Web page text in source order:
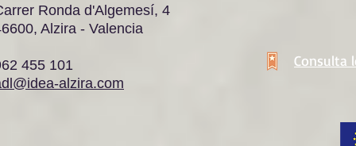
Ronda d'Algemesí, 4
Alzira - Valencia
455 101
alzira.com
Consulta